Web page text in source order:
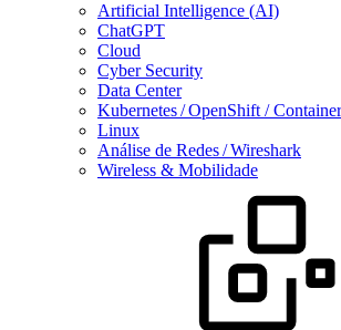
Artificial Intelligence (AI)
ChatGPT
Cloud
Cyber Security
Data Center
Kubernetes / OpenShift / Container
Linux
Análise de Redes / Wireshark
Wireless & Mobilidade